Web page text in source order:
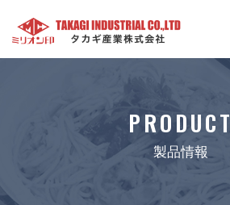
PRODUCT
製品情報